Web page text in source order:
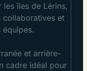
les îles de Lérins,
collaboratives et
et arrière-
cadre idéal pour